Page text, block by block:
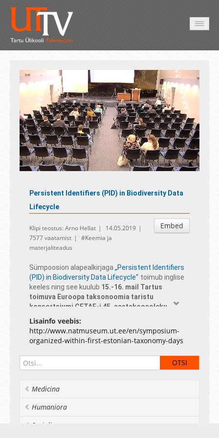
UnmuteLoaded:
0.14%
Esituskiirused
Auto
Persistent Identifiers (PID) in Biodiversity Data
Lifecycle
Embed
Klipi teostus: Arno Hellat
14.05.2019
7577 vaatamist
Keemia ja
materjaliteadus
Sümpoosion alapealkirjaga „Persistent Identifiers
(PID) in Biodiversity Data Lifecycle“ toimub inglise
keeles ning see kuulub 15.-16. mail Tartus
toimuva Euroopa taksonoomia taristu
konsortsiumi CETAF-i 45. aastakoosoleku
Lisainfo veebis:
http://www.natmuseum.ut.ee/en/symposium-
organized-within-first-estonian-taxonomy-days
Medicina
Humaniora
Socialia